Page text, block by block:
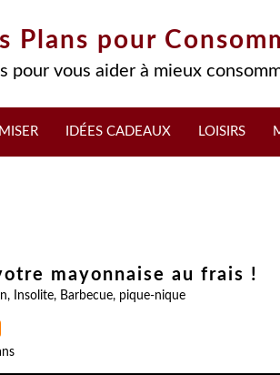
Plans pour
pour vous aider à mieux
IDÉES CADEAUX LOISIRS
mayonnaise au frais !
, Insolite, Barbecue, pique-nique